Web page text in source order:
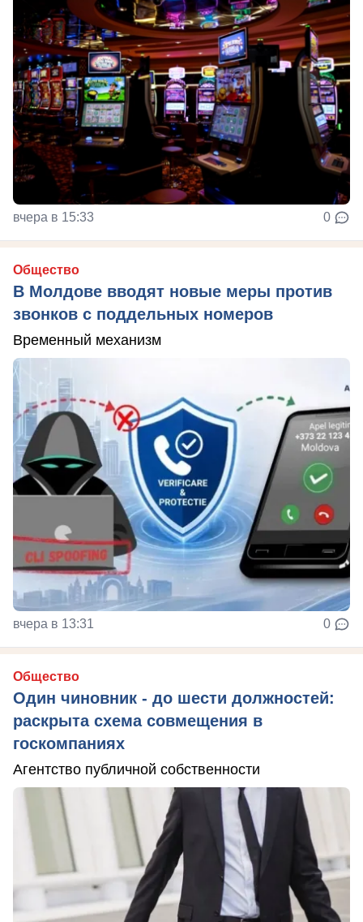
вчера в 15:33 0
Общество
В Молдове вводят новые меры против
звонков с поддельных номеров
Временный механизм
вчера в 13:31 0
Общество
Один чиновник - до шести должностей:
раскрыта схема совмещения в
госкомпаниях
Агентство публичной собственности